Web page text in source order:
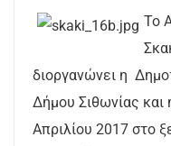
Το
διοργανώνει η
Δήμου Σιθωνίας
Απριλίου 2017 στο